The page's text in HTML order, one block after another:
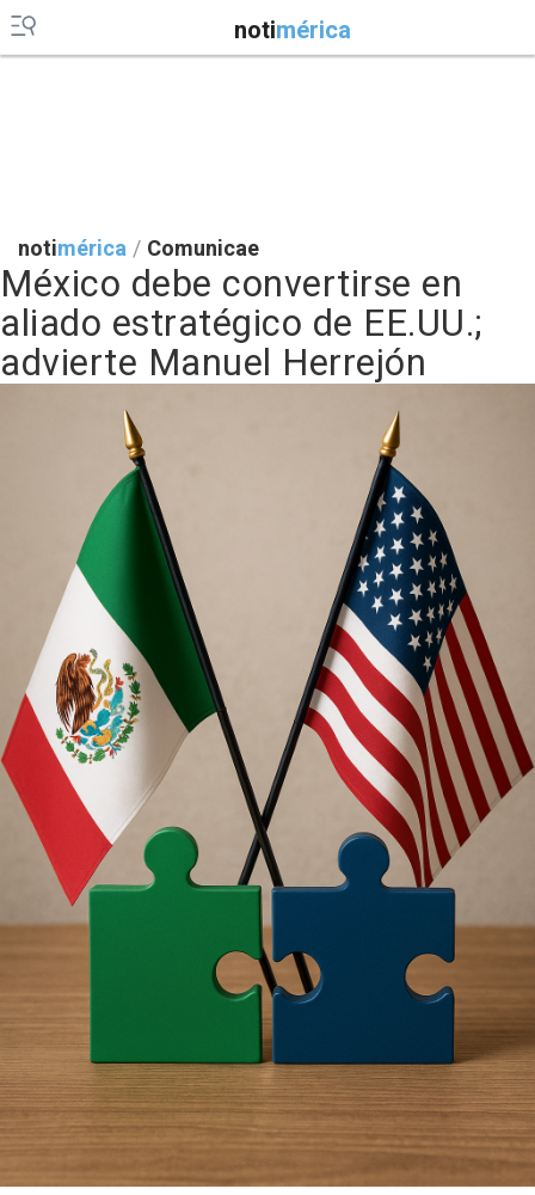
notimérica
notimérica/ Comunicae
México debe convertirse en
aliado estratégico de EE.UU.;
advierte Manuel Herrejón